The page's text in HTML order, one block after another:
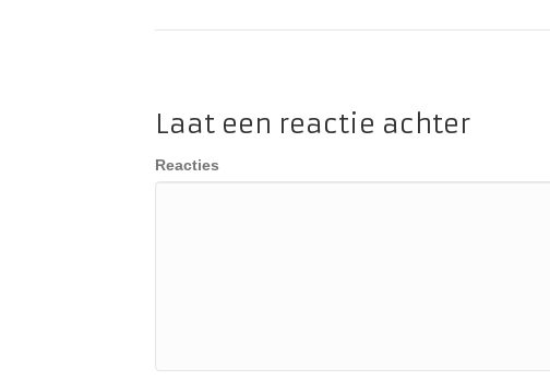
Laat een reactie achter
Reacties